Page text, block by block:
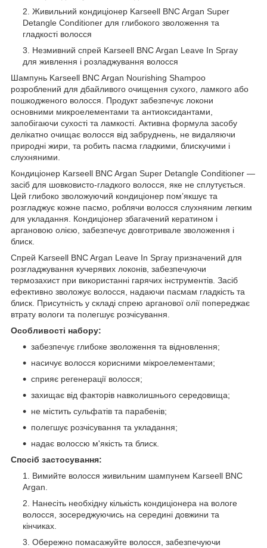
Живильний кондиціонер Karseell BNC Argan Super
Detangle Conditioner для глибокого зволоження та
гладкості волосся
Незмивний спрей Karseell BNC Argan Leave In Spray
для живлення і розладжування волосся
Шампунь Karseell BNC Argan Nourishing Shampoo
розроблений для дбайливого очищення сухого, ламкого або
пошкодженого волосся. Продукт забезпечує локони
основними микроелементами та антиоксидантами,
запобігаючи сухості та ламкості. Активна формула засобу
делікатно очищає волосся від забруднень, не видаляючи
природні жири, та робить пасма гладкими, блискучими і
слухняними.
Кондиціонер Karseell BNC Argan Super Detangle Conditioner —
засіб для шовковисто-гладкого волосся, яке не сплутується.
Цей глибоко зволожуючий кондиціонер пом’якшує та
розгладжує кожне пасмо, роблячи волосся слухняним легким
для укладання. Кондиціонер збагачений кератином і
аргановою олією, забезпечує довготривале зволоження і
блиск.
Спрей Karseell BNC Argan Leave In Spray призначений для
розгладжування кучерявих локонів, забезпечуючи
термозахист при використанні гарячих інструментів. Засіб
ефективно зволожує волосся, надаючи пасмам гладкість та
блиск. Присутність у складі спрею арганової олії попереджає
втрату вологи та полегшує розчісування.
Особливості набору:
забезпечує глибоке зволоження та відновлення;
насичує волосся корисними мікроелементами;
сприяє регенерації волосся;
захищає від факторів навколишнього середовища;
не містить сульфатів та парабенів;
полегшує розчісування та укладання;
надає волоссю м'якість та блиск.
Спосіб застосування:
Вимийте волосся живильним шампунем Karseell BNC
Argan.
Нанесіть необхідну кількість кондиціонера на вологе
волосся, зосереджуючись на середині довжини та
кінчиках.
Обережно помасажуйте волосся, забезпечуючи